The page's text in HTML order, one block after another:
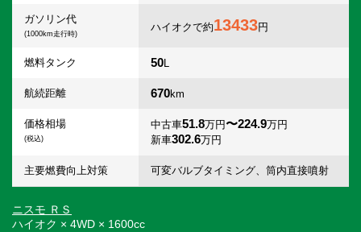
ガソリン代
(1000km走行時)
ハイオクで約13433円
燃料タンク 50L
航続距離 670km
価格相場
(税込)
中古車51.8万円〜224.9万円
新車302.6万円
主要燃費向上対策 可変バルブタイミング、筒内直接噴射
ニスモ ＲＳ
ハイオク × 4WD × 1600cc